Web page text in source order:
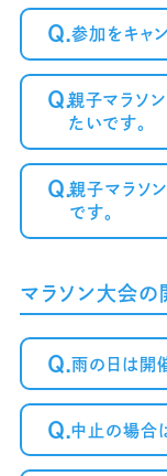
が届かない方
Q.参加をキャ
Q.親子マラソ
たいです。
Q.親子マラソ
です。
マラソン大会
Q.雨の日は開
Q.中止の場合